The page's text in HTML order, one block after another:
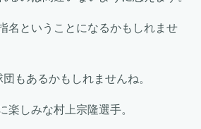
名ということになるかもしれませ
もあるかもしれませんね。
楽しみな村上宗隆選手。